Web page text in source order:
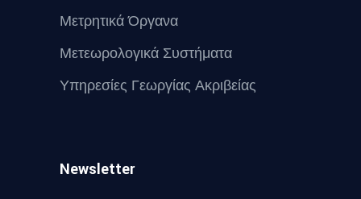
Μετρητικά Όργανα
Μετεωρολογικά Συστήματα
Υπηρεσίες Γεωργίας Ακριβείας
Newsletter